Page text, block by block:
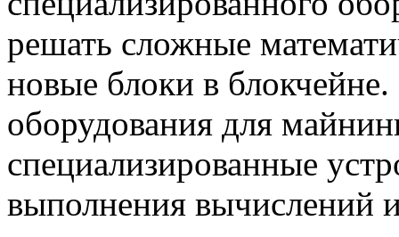
решать сложные
новые блоки в
оборудования для
специализированные
выполнения вычислений